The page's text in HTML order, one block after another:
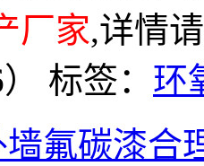
厂家,详情
标签： 环
氟碳漆合